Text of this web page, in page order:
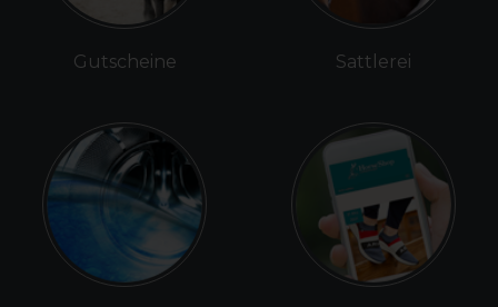
Gutscheine Sattlerei